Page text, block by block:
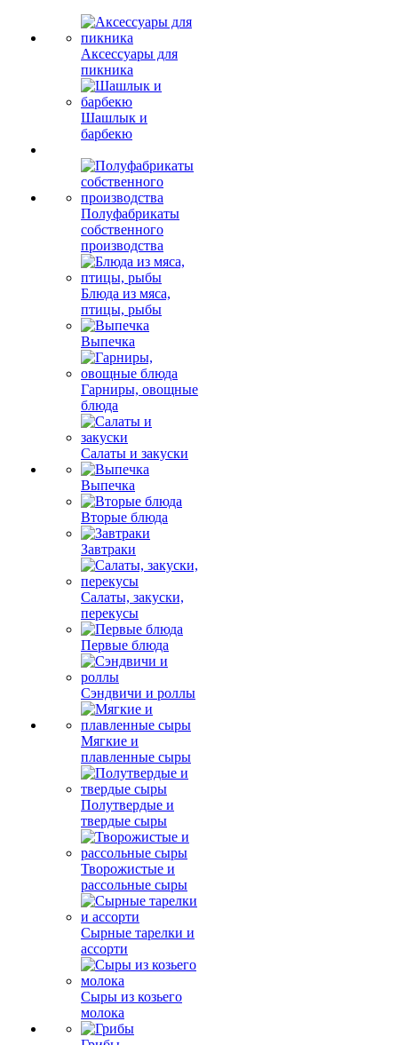
Аксессуары для
пикника
Шашлык и
барбекю
Полуфабрикаты
собственного
производства
Блюда из мяса,
птицы, рыбы
Выпечка
Гарниры, овощные
блюда
Салаты и закуски
Выпечка
Вторые блюда
Завтраки
Салаты, закуски,
перекусы
Первые блюда
Сэндвичи и роллы
Мягкие и
плавленные сыры
Полутвердые и
твердые сыры
Творожистые и
рассольные сыры
Сырные тарелки и
ассорти
Сыры из козьего
молока